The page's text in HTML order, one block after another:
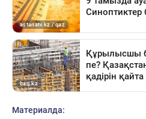
Материалда: